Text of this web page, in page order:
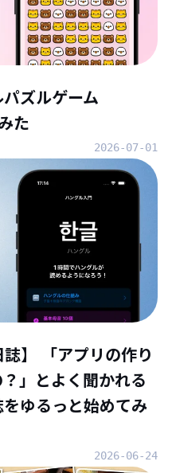
ズルゲーム
た
2026-07-01
誌】 「アプリの作り
」とよく聞かれる
ゆるっと始めてみ
2026-06-24